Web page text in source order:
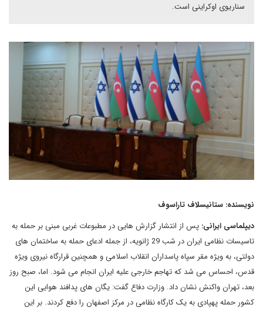
سناریوی اوکراینی است.
نویسنده: ستانیسلاف تاراسوف
دیپلماسی ایرانی: پس از انتشار گزارش هایی در مطبوعات غربی مبنی بر حمله به
تاسیسات نظامی ایران در شب 29 ژانویه، از جمله ادعای حمله به ساختمان های
دولتی، به ویژه مقر سپاه پاسداران انقلاب اسلامی و همچنین قرارگاه نیروی ویژه
قدس، احساس می شد که تهاجم خارجی علیه ایران انجام می شود. اما، صبح روز
بعد، تهران واکنش نشان داد. وزارت دفاع گفت: یگان های پدافند هوایی این
کشور حمله پهپادی به یک کارگاه نظامی در مرکز اصفهان را دفع کردند. بر این